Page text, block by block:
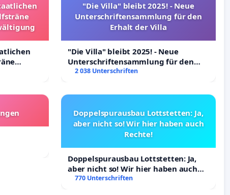
"Die Villa" bleibt 2025! - Neue
Unterschriftensammlung für den
Erhalt der Villa
"Die Villa" bleibt 2025! - Neue
Unterschriftensammlung für den
Erhalt der Villa
2 038 Unterschriften
Doppelspurausbau Lottstetten: Ja,
aber nicht so! Wir hier haben auch
Rechte!
Doppelspurausbau Lottstetten: Ja,
aber nicht so! Wir hier haben auch
Rechte!
770 Unterschriften